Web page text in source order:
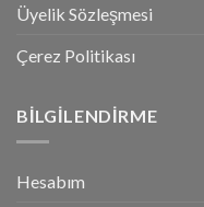
Üyelik Sözleşmesi
Çerez Politikası
BILGILENDIRME
Hesabım